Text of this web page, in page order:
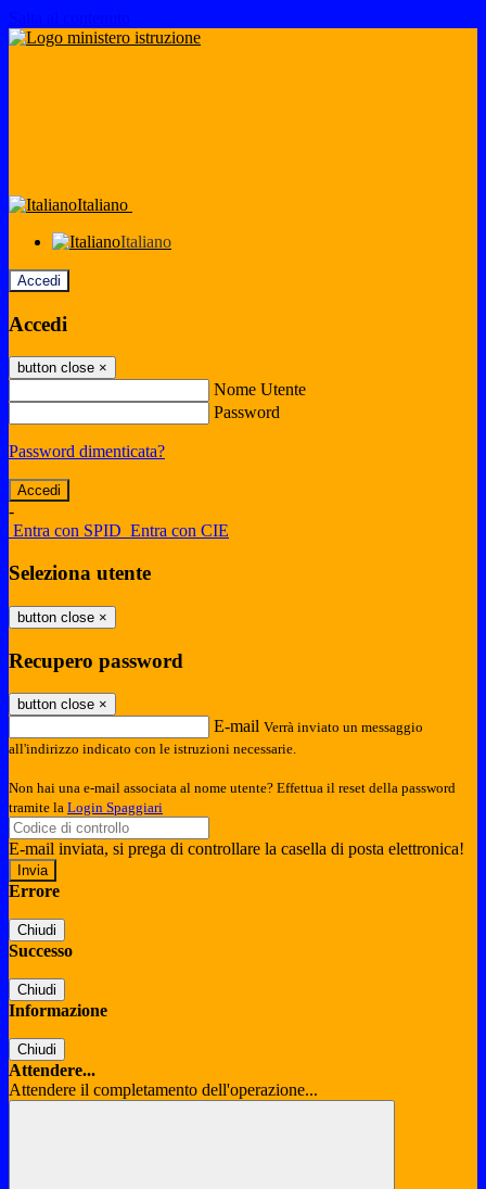
Italiano
Italiano
Accedi
Accedi
button close ×
Nome Utente
Password
Password dimenticata?
-
Entra con SPID Entra con CIE
Seleziona utente
button close ×
Recupero password
button close ×
E-mail Verrà inviato un messaggio
all'indirizzo indicato con le istruzioni necessarie.
Non hai una e-mail associata al nome utente? Effettua il reset della password
tramite la Login Spaggiari
E-mail inviata, si prega di controllare la casella di posta elettronica!
Errore
Chiudi
Successo
Chiudi
Informazione
Chiudi
Attendere...
Attendere il completamento dell'operazione...